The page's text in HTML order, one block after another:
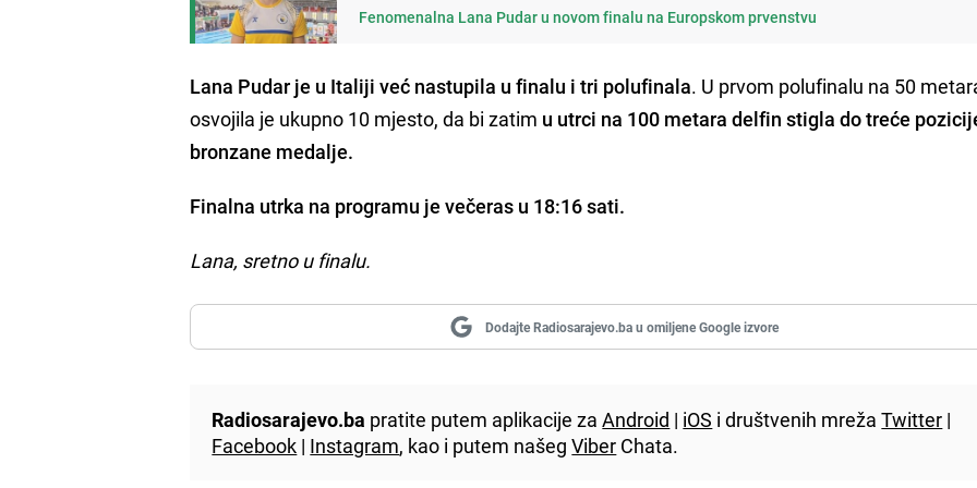
Fenomenalna Lana Pudar u novom finalu na Europskom prvenstvu
Lana Pudar je u Italiji već nastupila u finalu i tri polufinala. U prvom polufinalu na 50
osvojila je ukupno 10 mjesto, da bi zatim u utrci na 100 metara delfin stigla do treće
bronzane medalje.
Finalna utrka na programu je večeras u 18:16 sati.
Lana, sretno u finalu.
Dodajte Radiosarajevo.ba u omiljene Google izvore
Radiosarajevo.ba pratite putem aplikacije zaAndroid | iOS i društvenih mrežaTwitter |
Facebook | Instagram, kao i putem našegViber Chata.